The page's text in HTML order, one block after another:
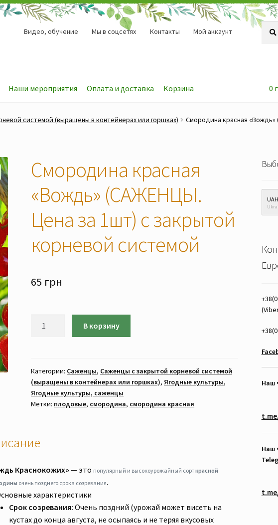
Видео, обучение Мы в соцсетях Контакты Мой аккаунт
Поиск
Наши мероприятия Оплата и доставка Корзина 0
системой (выращены в контейнерах или горшках) Смородина красная
Смородина красная
«Вождь» (САЖЕНЦЫ.
Цена за 1шт) с закрытой
корневой системой
65 грн
"Вождь"
(САЖЕНЦЫ.
Цена
за
закрытой
системой
В корзину
Категории: Саженцы, Саженцы с закрытой корневой системой
(выращены в контейнерах или горшках),Ягодные культуры,
Ягодные культуры, саженцы
Метки: плодовые, смородина, смородина красная
Краснокожих» — это популярный и высокоурожайный сорткрасной
очень позднего срока созревания.
характеристики
Срок созревания: Очень поздний (урожай может висеть на
кустах до конца августа, не осыпаясь и не теряя вкусовых
Наш
Наш